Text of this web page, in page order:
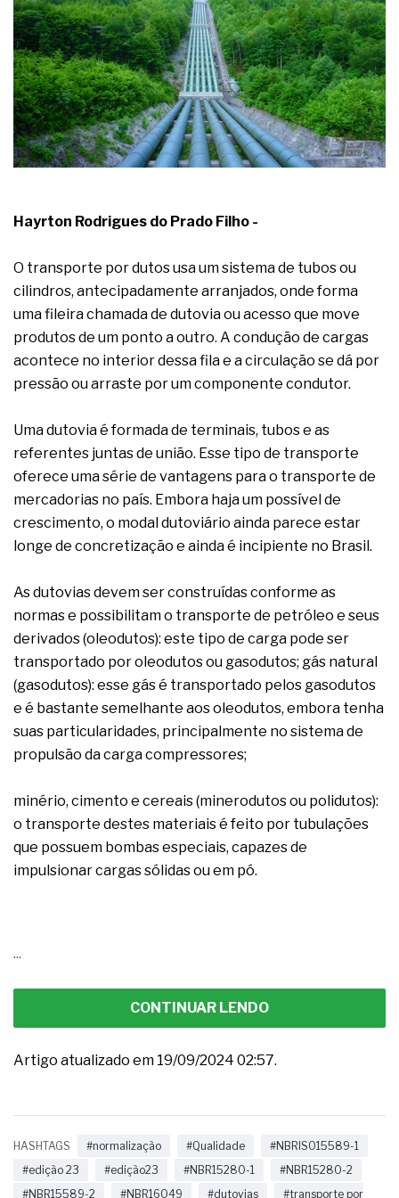
A prevenção clínica da coceira no ânus
Os sintomas clínicos do teratoma de ovário
O tratamento médico da síndrome da fadiga
crônica
As causas médicas da queda dos cabelos ou
calvície
Quando a gestão é o obstáculo para o resultado
positivo
Os procedimentos para a inspeção em estruturas
morte precoce e melhora o metabolismo
O desenho industrial ganha espaço como
estratégia competitiva nas empresas
As variações dimensionais dos produtos de
A próxima vantagem competitiva não está no
modelo de IA
A IA elevou a régua do comprador B2B e a venda
Hayrton Rodrigues do Prado Filho -
O transporte por dutos usa um sistema de tubos ou
cilindros, antecipadamente arranjados, onde forma
uma fileira chamada de dutovia ou acesso que move
produtos de um ponto a outro. A condução de cargas
acontece no interior dessa fila e a circulação se dá por
pressão ou arraste por um componente condutor.
Uma dutovia é formada de terminais, tubos e as
referentes juntas de união. Esse tipo de transporte
oferece uma série de vantagens para o transporte de
mercadorias no país. Embora haja um possível de
crescimento, o modal dutoviário ainda parece estar
longe de concretização e ainda é incipiente no Brasil.
As dutovias devem ser construídas conforme as
normas e possibilitam o transporte de petróleo e seus
derivados (oleodutos): este tipo de carga pode ser
transportado por oleodutos ou gasodutos; gás natural
(gasodutos): esse gás é transportado pelos gasodutos
e é bastante semelhante aos oleodutos, embora tenha
suas particularidades, principalmente no sistema de
propulsão da carga compressores;
minério, cimento e cereais (minerodutos ou polidutos):
o transporte destes materiais é feito por tubulações
que possuem bombas especiais, capazes de
impulsionar cargas sólidas ou em pó.
...
CONTINUAR LENDO
Artigo atualizado em 19/09/2024 02:57.
HASHTAGS #normalização #Qualidade
#NBRISO15589-1
#edição 23
#edição23 #NBR15280-1
#NBR15280-2
#NBR15589-2
#NBR16049 #dutovias #transporte por